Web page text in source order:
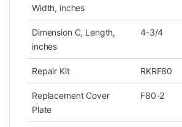
Width, inches
Dimension C, Length,
inches
4-3/4
Repair Kit RKRF80
Replacement Cover
Plate
F80-2